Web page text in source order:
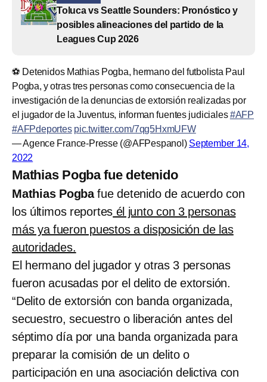
Toluca vs Seattle Sounders: Pronóstico y
posibles alineaciones del partido de la
Leagues Cup 2026
⚽ Detenidos Mathias Pogba, hermano del futbolista Paul
Pogba, y otras tres personas como consecuencia de la
investigación de la denuncias de extorsión realizadas por
el jugador de la Juventus, informan fuentes judiciales#AFP
#AFPdeportes pic.twitter.com/7qg5HxmUFW
— Agence France-Presse (@AFPespanol) September 14,
2022
Mathias Pogba fue detenido
Mathias Pogbafue detenido de acuerdo con
los últimos reportes él junto con 3 personas
más ya fueron puestos a disposición de las
autoridades.
El hermano del jugador y otras 3 personas
fueron acusadas por el delito de extorsión.
“Delito de extorsión con banda organizada,
secuestro, secuestro o liberación antes del
séptimo día por una banda organizada para
preparar la comisión de un delito o
participación en una asociación delictiva con